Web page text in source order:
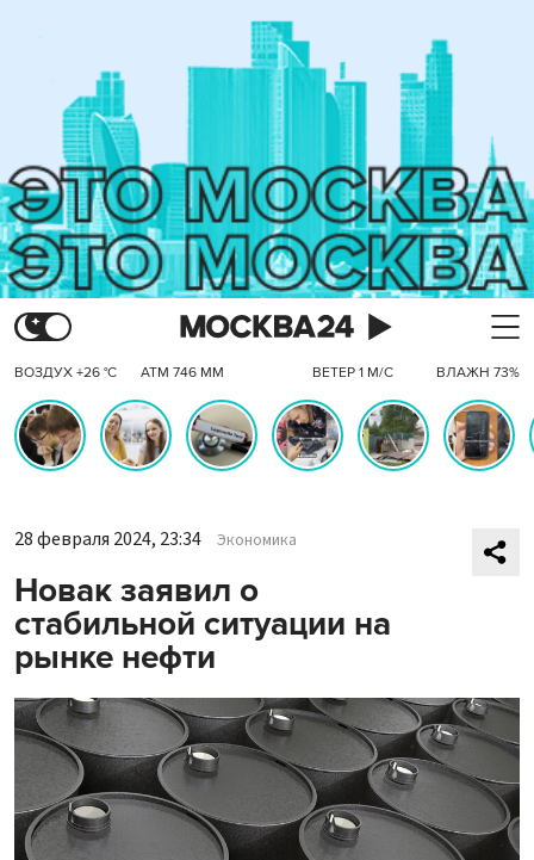
ВОЗДУХ +26 °C АТМ 746 ММ ВЕТЕР 1 М/С ВЛАЖН 73%
28 февраля 2024, 23:34 Экономика
Новак заявил о
стабильной ситуации на
рынке нефти